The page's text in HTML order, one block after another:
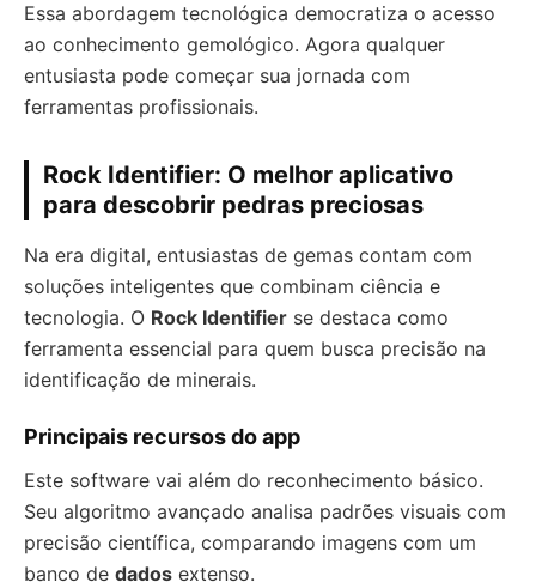
Essa abordagem tecnológica democratiza o acesso
ao conhecimento gemológico. Agora qualquer
entusiasta pode começar sua jornada com
ferramentas profissionais.
Rock Identifier: O melhor aplicativo
para descobrir pedras preciosas
Na era digital, entusiastas de gemas contam com
soluções inteligentes que combinam ciência e
tecnologia. O Rock Identifier se destaca como
ferramenta essencial para quem busca precisão na
identificação de minerais.
Principais recursos do app
Este software vai além do reconhecimento básico.
Seu algoritmo avançado analisa padrões visuais com
precisão científica, comparando imagens com um
banco de dados extenso.